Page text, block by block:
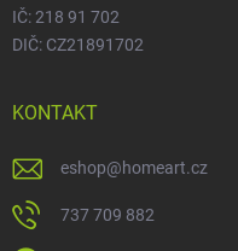
IČ: 218 91 702
DIČ: CZ21891702
KONTAKT
eshop@homeart.cz
737 709 882